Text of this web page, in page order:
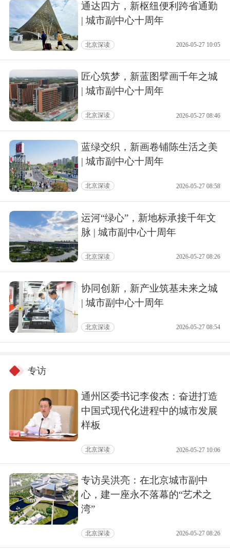
通达四方，新枢纽便利跨省通勤
| 城市副中心十周年
北京深读 2026-05-27 10:05
匠心筑梦，新蓝图擘画千年之城
| 城市副中心十周年
北京深读 2026-05-27 08:46
蓝绿交织，新画卷铺陈生活之美
| 城市副中心十周年
北京深读 2026-05-27 08:58
运河“绿心”，新地标承接千年文
脉 | 城市副中心十周年
北京深读 2026-05-27 08:26
协同创新，新产业筑基未来之城
| 城市副中心十周年
北京深读 2026-05-27 08:54
专访
通州区委书记李俊杰：奋进打造
中国式现代化进程中的城市发展
样板
北京深读 2026-05-27 10:06
专访吴洪亮：在北京城市副中
心，建一座永不落幕的“艺术之
湾”
北京深读 2026-05-27 08:26